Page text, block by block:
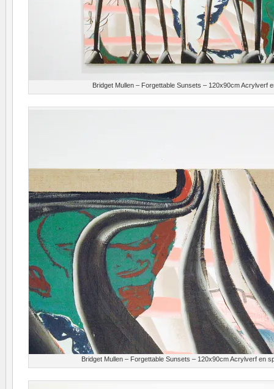
Bridget Mullen – Forgettable Sunsets – 120x90cm Acrylverf
Bridget Mullen – Forgettable Sunsets – 120x90cm Acrylverf en